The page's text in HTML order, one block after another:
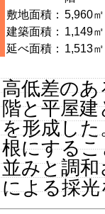
敷地面積： 5,960㎡
建築面積： 1,149㎡
延べ面積： 1,513㎡
高低差のあ
階と平屋
を形成し
根にする
並みと調
による採